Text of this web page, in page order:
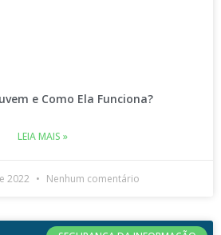
e Como Ela Funciona?
LEIA MAIS »
2022 Nenhum comentário